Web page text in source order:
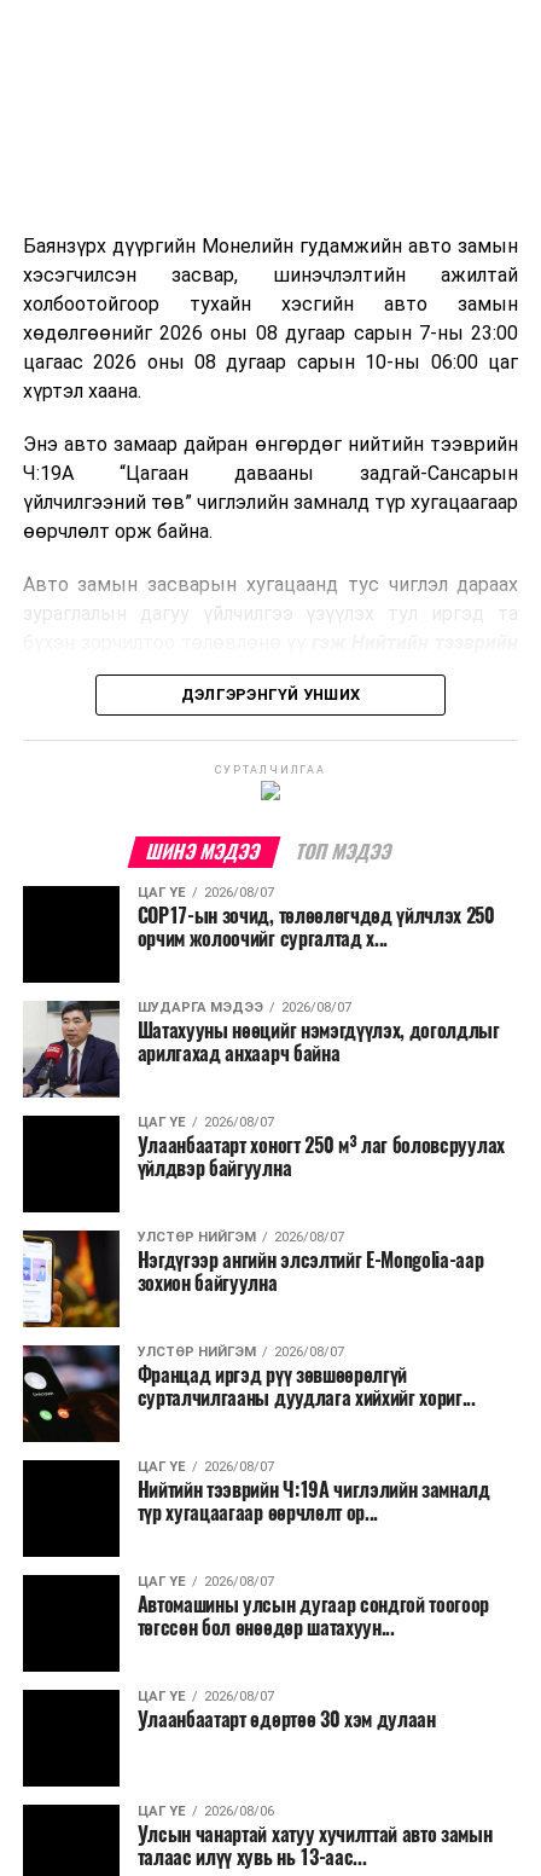
болон дулааны эрчим хүч үйлдвэрлэхэд ашиглаж
болдог. Зарим технологийн хувьд шаталтын дараа
үлдэх үнснээс фосфор зэрэг ашигт эрдсийг сэргээн
авах боломжтой аж.
байна. Тухайлбал, Германд лаг шатаах үйлдвэрээс
гарсан үнснээс фосфор сэргээн авах технологи
ашигладаг бол Нидерландад төвлөрсөн лаг
боловсруулах үйлдвэрүүдээр дулаан, цахилгаан
Ийнхүү лаг хатаах, шатаах технологийг лагийн
улсад өргөн ашиглаж байна.
Баянзүрх дүүргийн Монелийн гудамжийн авто замын
хэсэгчилсэн засвар, шинэчлэлтийн ажилтай
холбоотойгоор тухайн хэсгийн авто замын
хөдөлгөөнийг 2026 оны 08 дугаар сарын 7-ны 23:00
цагаас 2026 оны 08 дугаар сарын 10-ны 06:00 цаг
хүртэл хаана.
Энэ авто замаар дайран өнгөрдөг нийтийн тээврийн
Ч:19А “Цагаан давааны задгай-Сансарын
үйлчилгээний төв” чиглэлийн замналд түр хугацаагаар
өөрчлөлт орж байна.
Авто замын засварын хугацаанд тус чиглэл дараах
зураглалын дагуу үйлчилгээ үзүүлэх тул иргэд та
бодлогын газраас мэдээллээ.
ДЭЛГЭРЭНГҮЙ УНШИХ
СУРТАЛЧИЛГАА
ШИНЭ МЭДЭЭ ТОП МЭДЭЭ
ЦАГ ҮЕ 2026/08/07
COP17-ын зочид, төлөөлөгчдөд үйлчлэх 250
орчим жолоочийг сургалтад х...
ШУДАРГА МЭДЭЭ 2026/08/07
Шатахууны нөөцийг нэмэгдүүлэх, доголдлыг
арилгахад анхаарч байна
ЦАГ ҮЕ 2026/08/07
Улаанбаатарт хоногт 250 м³ лаг боловсруулах
үйлдвэр байгуулна
УЛСТӨР НИЙГЭМ 2026/08/07
Нэгдүгээр ангийн элсэлтийг E-Mongolia-аар
зохион байгуулна
УЛСТӨР НИЙГЭМ 2026/08/07
Францад иргэд рүү зөвшөөрөлгүй
сурталчилгааны дуудлага хийхийг хориг...
ЦАГ ҮЕ 2026/08/07
Нийтийн тээврийн Ч:19А чиглэлийн замналд
түр хугацаагаар өөрчлөлт ор...
ЦАГ ҮЕ 2026/08/07
Автомашины улсын дугаар сондгой тоогоор
төгссөн бол өнөөдөр шатахуун...
ЦАГ ҮЕ 2026/08/07
Улаанбаатарт өдөртөө 30 хэм дулаан
ЦАГ ҮЕ 2026/08/06
Улсын чанартай хатуу хучилттай авто замын
талаас илүү хувь нь 13-аас...